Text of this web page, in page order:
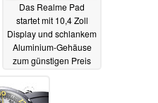
Das Realme Pad
startet mit 10,4 Zoll
Display und schlankem
Aluminium-Gehäuse
zum günstigen Preis